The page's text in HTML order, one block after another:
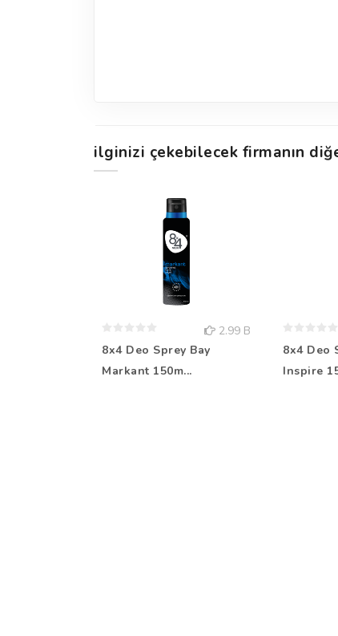
ilginizi çekebilecek firmanın
2.99 B
8x4 Deo Sprey Bay
Markant 150m...
8x4 Deo
Inspire